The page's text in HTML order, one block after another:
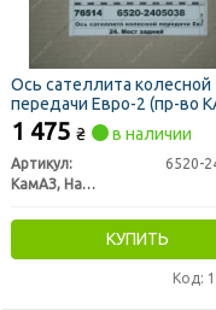
Ось сателлита колесной
передачи Евро-2 (пр-во
1 475 ₴ в наличии
Артикул:
6520-
КамАЗ, Набережные Челны
КУПИТЬ
Код: